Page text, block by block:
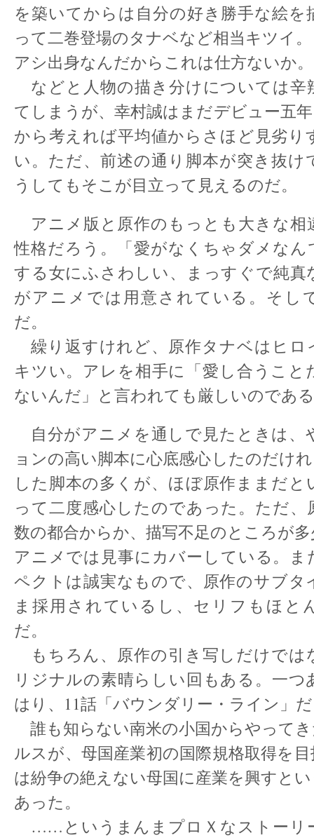
を築いてからは自分の好き勝手な絵を
って二巻登場のタナベなど相当キツイ
アシ出身なんだからこれは仕方ないか。
などと人物の描き分けについては辛
てしまうが、幸村誠はまだデビュー五
から考えれば平均値からさほど見劣り
い。ただ、前述の通り脚本が突き抜け
うしてもそこが目立って見えるのだ。
アニメ版と原作のもっとも大きな相
性格だろう。「愛がなくちゃダメなん
する女にふさわしい、まっすぐで純真
がアニメでは用意されている。そし
だ。
繰り返すけれど、原作タナベはヒロ
キツい。アレを相手に「愛し合うこと
ないんだ」と言われても厳しいのであ
自分がアニメを通しで見たときは、
ョンの高い脚本に心底感心したのだけ
した脚本の多くが、ほぼ原作ままだ
って二度感心したのであった。ただ、
数の都合からか、描写不足のところが
アニメでは見事にカバーしている。ま
ペクトは誠実なもので、原作のサブタ
ま採用されているし、セリフもほと
だ。
もちろん、原作の引き写しだけでは
リジナルの素晴らしい回もある。一
はり、11話「バウンダリー・ライン」
誰も知らない南米の小国からやって
ルスが、母国産業初の国際規格取得を
は紛争の絶えない母国に産業を興すと
あった。
……というまんまプロＸなストーリ